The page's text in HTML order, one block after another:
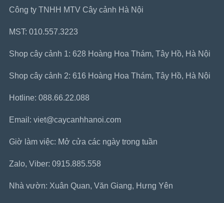
Công ty TNHH MTV Cây cảnh Hà Nội
MST: 010.557.3223
Shop cây cảnh 1: 628 Hoàng Hoa Thám, Tây Hồ, Hà Nội
Shop cây cảnh 2: 616 Hoàng Hoa Thám, Tây Hồ, Hà Nội
Hotline: 088.66.22.088
Email: viet@caycanhhanoi.com
Giờ làm việc: Mở cửa các ngày trong tuần
Zalo, Viber: 0915.885.558
Nhà vườn: Xuân Quan, Văn Giang, Hưng Yên